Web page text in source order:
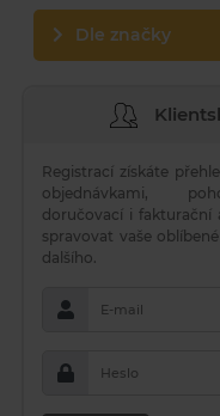
Dle značky
Registrací získáte
objednávkami,
doručovací i fakturační
spravovat vaše
dalšího.
E-mail
Heslo